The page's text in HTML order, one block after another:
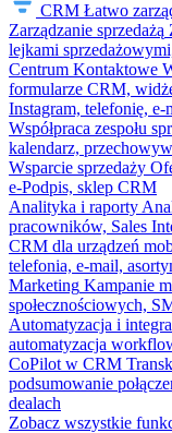
CRM Łatwo
Zarządzanie sprzedażą
lejkami
Centrum Kontaktowe
formularze CRM,
Instagram, telefonię, e-
Współpraca zespołu
kalendarz,
Wsparcie sprzedaży
e-Podpis, sklep CRM
Analityka i raporty
pracowników, Sales
CRM dla urządzeń
telefonia, e-mail,
Marketing Kampanie
społecznościowych,
Automatyzacja i
automatyzacja
CoPilot w CRM
podsumowanie
dealach
Zobacz wszystkie